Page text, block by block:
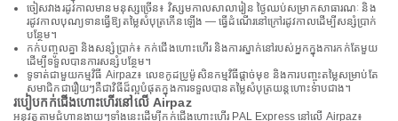
ចៀសវាងរដូវកាលមានមនុស្សច្រើន៖ វិស្សមកាលសាលារៀន ថ្ងៃឈប់សម្រាកសាធារណៈ និង
រដូវកាលបុណ្យទានធ្វើឱ្យតម្លៃសំបុត្រកើនឡើង — ធ្វើដំណើរនៅក្រៅរដូវកាលដើម្បីសន្សំប្រាក់
បន្ថែម។
កក់បញ្ចូលគ្នា និងសន្សំប្រាក់៖ កក់ជើងហោះហើរ និងការស្នាក់នៅរបស់អ្នកក្នុងការកក់តែមួយ
ដើម្បីទទួលបានការសន្សំបន្ថែម។
ទូទាត់ជាមួយកម្មវិធី Airpaz៖ លេខកូដប្រូម៉ូសិនកម្មវិធីផ្តាច់មុខ និងការបញ្ចុះតម្លៃសម្រាប់តែ
សមាជិកជារឿយៗគឺជាវិធីដ៏ល្អបំផុតក្នុងការទទួលបានតម្លៃសំបុត្រយន្តហោះទាបជាង។
របៀបកក់ជើងហោះហើរនៅលើ Airpaz
អនុវត្តតាមជំហានងាយៗទាំងនេះដើម្បីកក់ជើងហោះហើរ PAL Express នៅលើ Airpaz៖